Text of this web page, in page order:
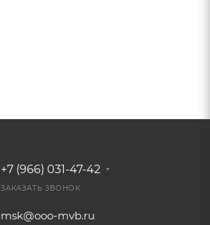
+7 (966) 031-47-42
ЗАКАЗАТЬ ЗВОНОК
msk@ooo-mvb.ru